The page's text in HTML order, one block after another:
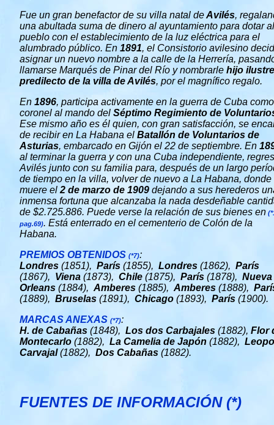
Fue un gran benefactor de su villa natal deAvilés,
una abultada suma de dinero al ayuntamiento para dotar al
pueblo con el establecimiento de la luz eléctrica para el
alumbrado público. En 1891, el Consistorio avilesino
asignar un nuevo nombre a la calle de la Herrería,
llamarse Marqués de Pinar del Río y nombrarle hijo
predilecto de la villa de Avilés, por el magnífico regalo.
En 1896, participa activamente en la guerra de Cuba como
coronel al mando del Séptimo Regimiento de
Ese mismo año es él quien, con gran satisfacción, se
de recibir en La Habana el Batallón de Voluntarios de
Asturias, embarcado en Gijón el 22 de septiembre. En
al terminar la guerra y con una Cuba independiente,
Avilés junto con su familia para, después de un largo
de tiempo en la villa, volver de nuevo a La Habana, donde
muere el 2 de marzo de 1909 dejando a sus herederos
inmensa fortuna que alcanzaba la nada desdeñable
de $2.725.886. Puede verse la relación de sus bienes en
pag.69). Está enterrado en el cementerio de Colón de la
Habana.
PREMIOS OBTENIDOS (*7):
Londres (1851), París (1855), Londres (1862), París
(1867), Viena (1873), Chile (1875), París (1878), Nueva
Orleans (1884), Amberes (1885), Amberes (1888),
(1889), Bruselas (1891), Chicago (1893), París (1900).
MARCAS ANEXAS (*7):
H. de Cabañas (1848), Los dos Carbajales (1882), Flor
Montecarlo (1882), La Camelia de Japón (1882),
Carvajal(1882), Dos Cabañas (1882).
FUENTES DE INFORMACIÓN (*)